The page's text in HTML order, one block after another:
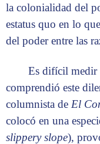
la colonialidad del
estatus quo en lo
del poder entre las
Es difícil medir
comprendió este
columnista de El
colocó en una
slippery slope),